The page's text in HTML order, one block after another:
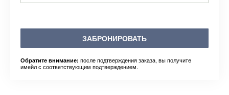
ЗАБРОНИРОВАТЬ
Обратите внимание: после подтверждения заказа, вы получите
имейл с соответствующим подтверждением.